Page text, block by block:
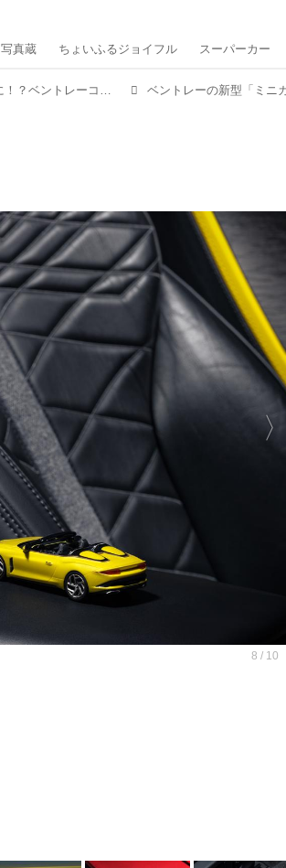
写真蔵 ちょいふるジョイフル スーパーカー
わずか1万6000円でベントレーオーナーに！？ベントレーコレクションに「バカラル」と「コンチネンタルGTスピード」のミニカーが登場。 ベントレーの新型「ミニ